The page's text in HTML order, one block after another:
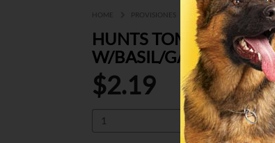
HOME PROVISIONES SALSAS SALSA DE
HUNTS TOMATO PASTE
W/BASIL/GARLIC/
$2.19